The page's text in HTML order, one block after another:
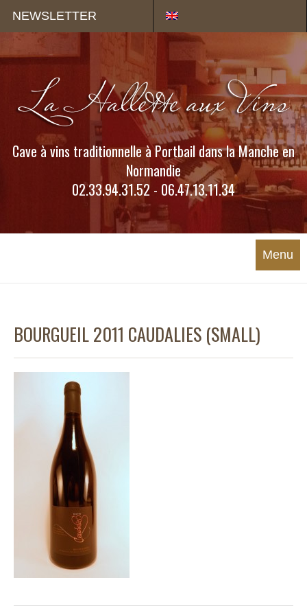
NEWSLETTER
Cave à vins traditionnelle à Portbail dans la Manche en
Normandie
02.33.94.31.52 - 06.47.13.11.34
Menu
BOURGUEIL 2011 CAUDALIES (SMALL)
Panneau de gestion des cookies